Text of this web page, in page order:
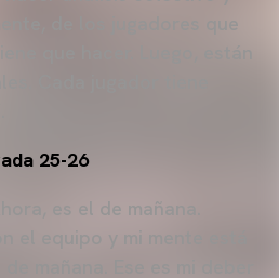
de los jugadores que
que hacer. Luego, están
Cada jugador tiene
25-26
es el de mañana.
el equipo y mi mente está